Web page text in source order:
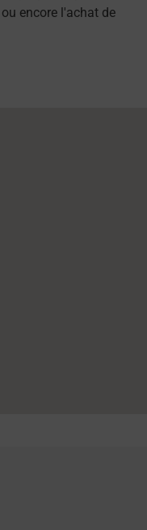
encore l'achat de